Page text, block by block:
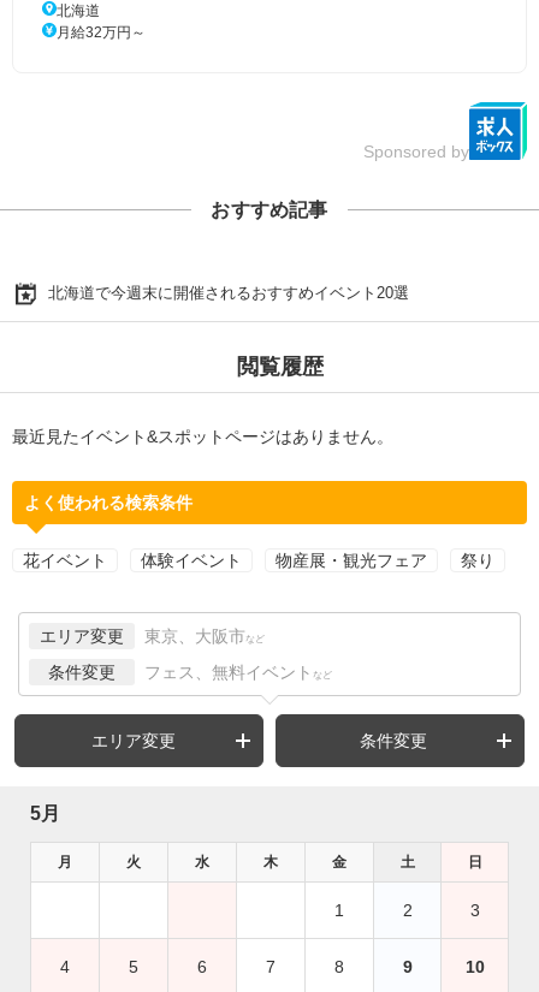
北海道
月給32万円～
Sponsored by
おすすめ記事
北海道で今週末に開催されるおすすめイベント20選
閲覧履歴
最近見たイベント&スポットページはありません。
よく使われる検索条件
花イベント 体験イベント 物産展・観光フェア 祭り
エリア変更 東京、大阪市 など
条件変更 フェス、無料イベント など
エリア変更 条件変更
5月
月 火 水 木 金 土 日
1 2 3
4 5 6 7 8 9 10